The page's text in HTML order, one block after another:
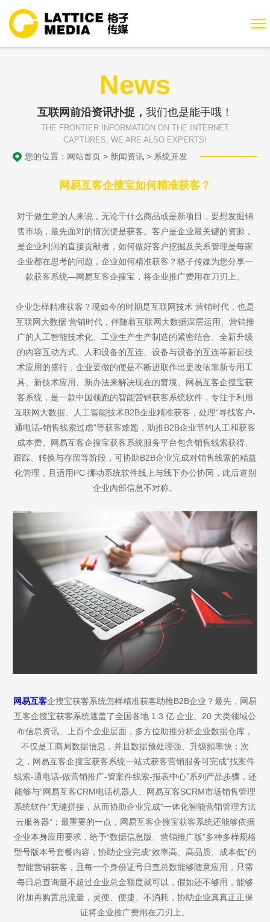
News
互联网前沿资讯扑捉， 我们也是能手哦！
THE FRONTIER INFORMATION ON THE INTERNET
CAPTURES, WE ARE ALSO EXPERTS!
您的位置： 网站首页 > 新闻资讯 > 系统开发
网易互客企搜宝如何精准获客？
对于做生意的人来说，无论干什么商品或是新项目，要想发掘销
售市场，最先面对的情况便是获客。客户是企业最关键的资源，
是企业利润的直接贡献者，如何做好客户挖掘及关系管理是每家
企业都在思考的问题，企业如何精准获客？格子传媒为您分享一
款获客系统—网易互客企搜宝，将企业推广费用在刀刃上。
企业怎样精准获客？现如今的时期是互联网技术 营销时代，也是
互联网大数据 营销时代，伴随着互联网大数据深层运用、营销推
广的人工智能技术化、工业生产生产制造的紧密结合、全新升级
的內容互动方式、人和设备的互连、设备与设备的互连等新起技
术应用的盛行，企业要做的便是不断进取作出更改依靠新专用工
具、新技术应用、新办法来解决现在的窘境。网易互客企搜宝获
客系统，是一款中国领跑的智能营销获客系统软件，专注于利用
互联网大数据、人工智能技术B2B企业精准获客，处理“寻找客户-
通电话-销售线索过虑”等获客难题，助推B2B企业节约人工和获客
成本费。网易互客企搜宝获客系统服务平台包含销售线索获得、
跟踪、转换与存留等阶段，可协助B2B企业完成对销售线索的精益
化管理，且适用PC 挪动系统软件线上与线下办公协同，此后道别
企业內部信息不对称。
网易互客企搜宝获客系统怎样精准获客助推B2B企业？最先，网易
互客企搜宝获客系统遮盖了全国各地 1.3 亿 企业、20 大类领域公
布信息资讯、上百个企业层面，多方位助推分析企业数据仓库，
不仅是工商局数据信息，并且数据预处理强、升级頻率快；次
之，网易互客企搜宝获客系统一站式获客营销服务可完成“找案件
线索-通电话-做营销推广-管案件线索-报表中心”系列产品步骤，还
能够与“网易互客CRM电话机器人、网易互客SCRM市场销售管理
系统软件”无缝拼接，从而协助企业完成“一体化智能营销管理方法
云服务器”；最重要的一点，网易互客企搜宝获客系统还能够依据
企业本身应用要求，给予“数据信息版、营销推广版”多种多样规格
型号版本号套餐内容，协助企业完成“效率高、高品质、成本低”的
智能营销获客，且每一个身份证号日查总数能够随意应用，只需
每日总查询量不超过企业总金额度就可以，假如还不够用，能够
附加再购置总流量，灵便、便捷、不消耗，协助企业真真正正保
证将企业推广费用在刀刃上。